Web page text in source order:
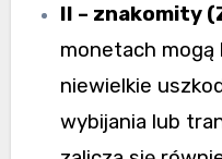
II – znakomity
monetach mogą
niewielkie
wybijania lub